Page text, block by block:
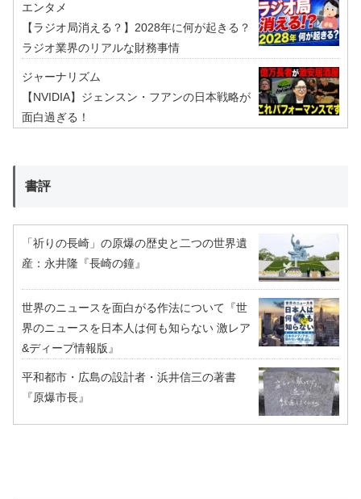
エンタメ
【ラジオ局消える？】2028年に何が起きる？
ラジオ業界のリアルな財務事情
ジャーナリズム
【NVIDIA】ジェンスン・フアンの日本戦略が
面白過ぎる！
書評
「祈りの長崎」の原爆の歴史と二つの世界遺
産：永井隆『長崎の鐘』
世界のニュースを面白がる作法について『世
界のニュースを日本人は何も知らない 激レア
&ディープ情報版』
平和都市・広島の設計者・浜井信三の著書
『原爆市長』